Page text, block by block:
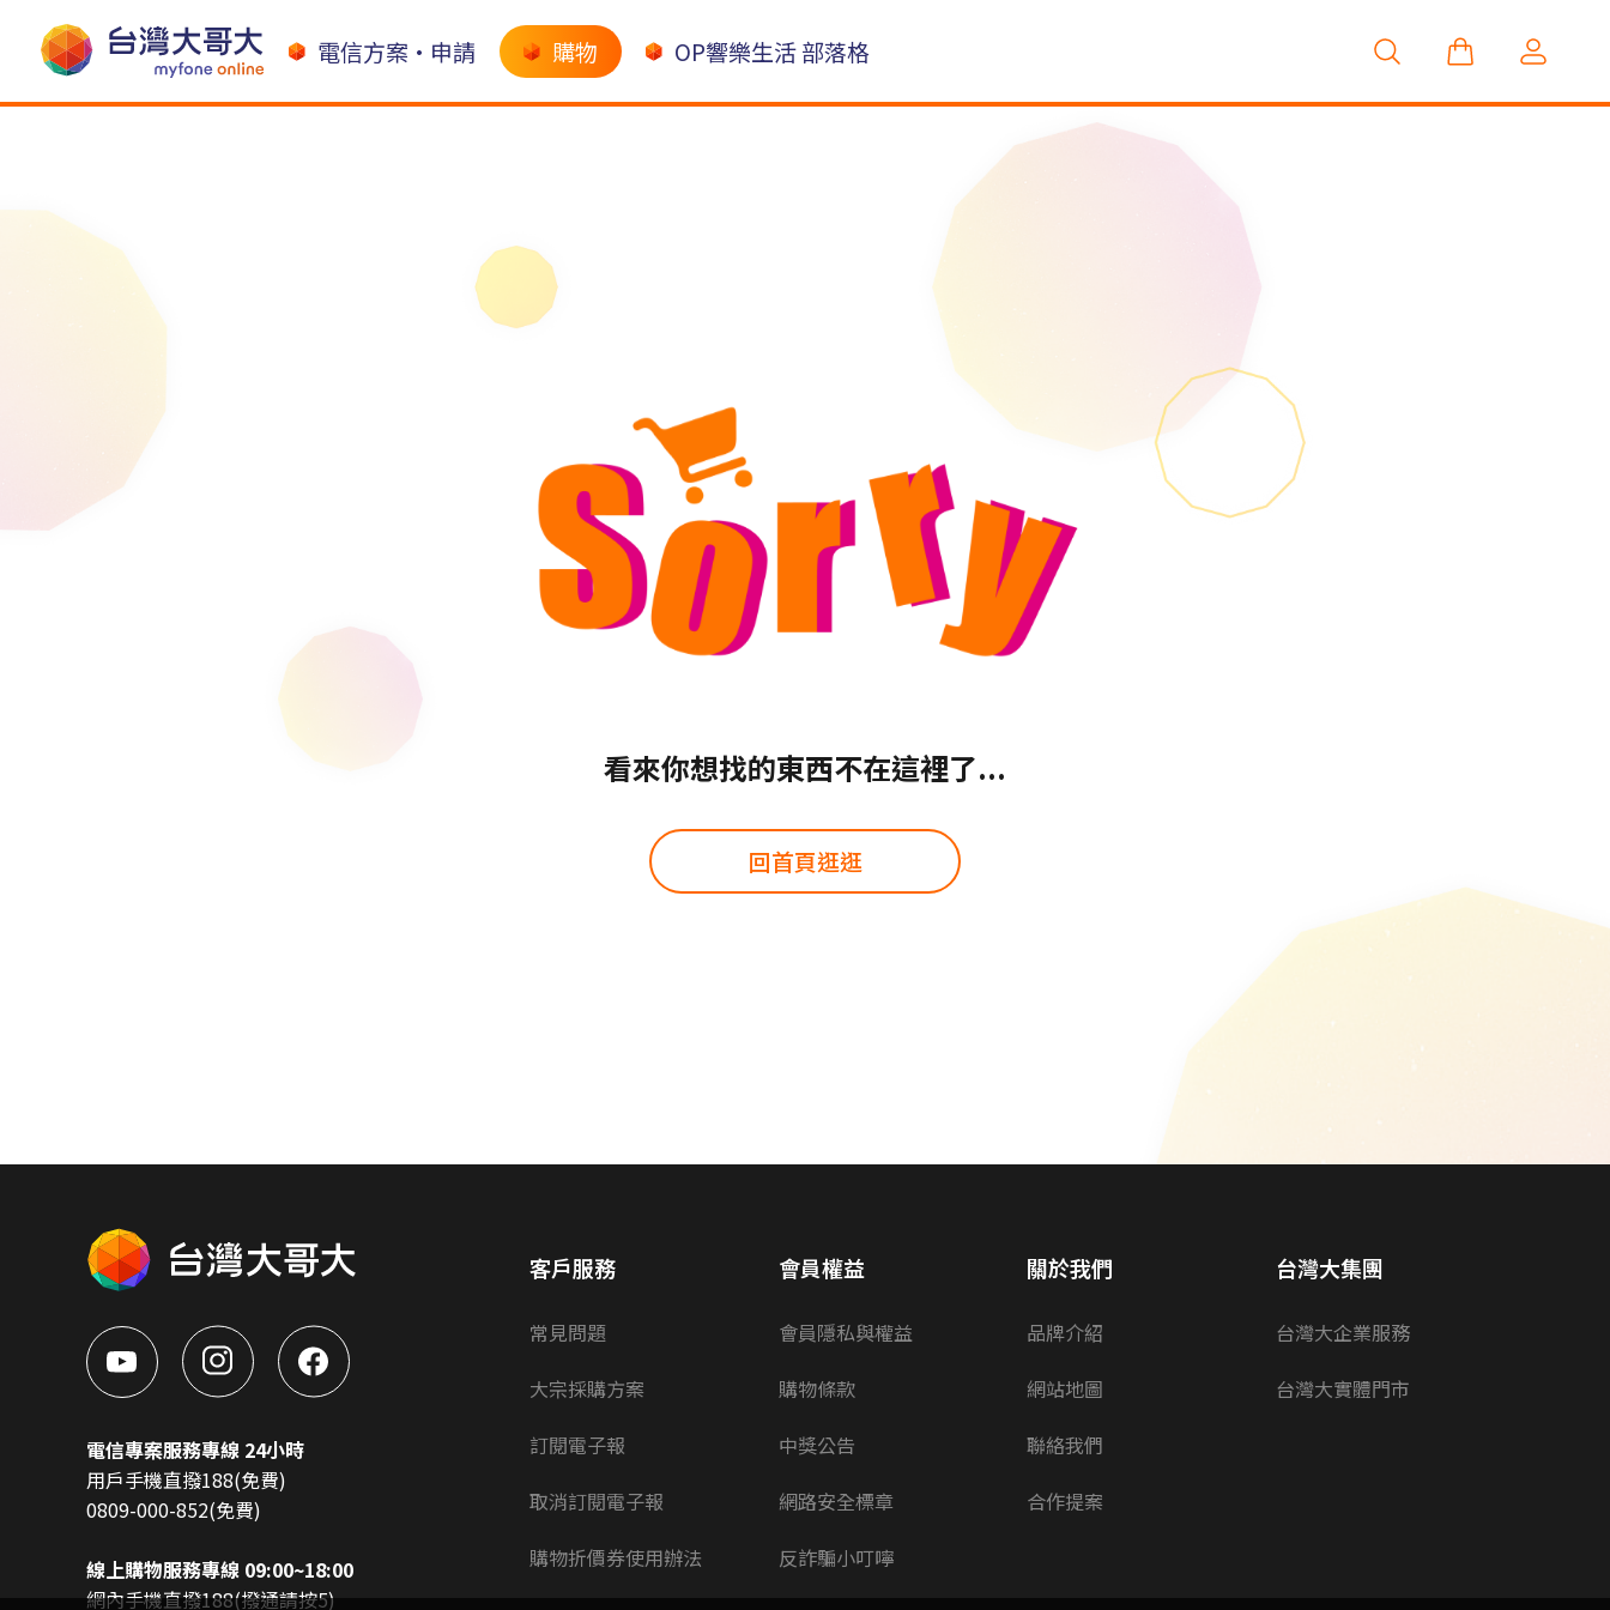
電信方案•申請 購物 OP響樂生活 部落格
看來你想找的東西不在這裡了...
回首頁逛逛
電信專案服務專線 24小時
用戶手機直撥188(免費)
0809-000-852(免費)
線上購物服務專線 09:00~18:00
網內手機直撥188(撥通請按5)
客戶服務
常見問題
大宗採購方案
訂閱電子報
取消訂閱電子報
購物折價券使用辦法
會員權益
會員隱私與權益
購物條款
中獎公告
網路安全標章
反詐騙小叮嚀
關於我們
品牌介紹
網站地圖
聯絡我們
合作提案
台灣大集團
台灣大企業服務
台灣大實體門市